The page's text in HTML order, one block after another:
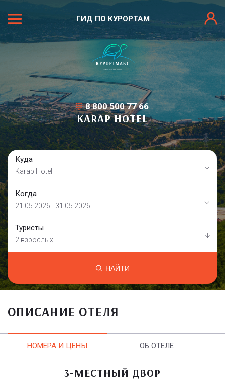
ГИД ПО КУРОРТАМ
8 800 500 77 66
KARAP HOTEL
Куда
Karap Hotel
Когда
21.05.2026 - 31.05.2026
Туристы
2 взрослых
НАЙТИ
ОПИСАНИЕ ОТЕЛЯ
НОМЕРА И ЦЕНЫ ОБ ОТЕЛЕ
3-МЕСТНЫЙ ДВОР